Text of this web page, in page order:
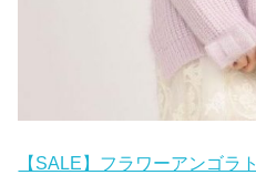
【SALE】フラワーアンゴラ